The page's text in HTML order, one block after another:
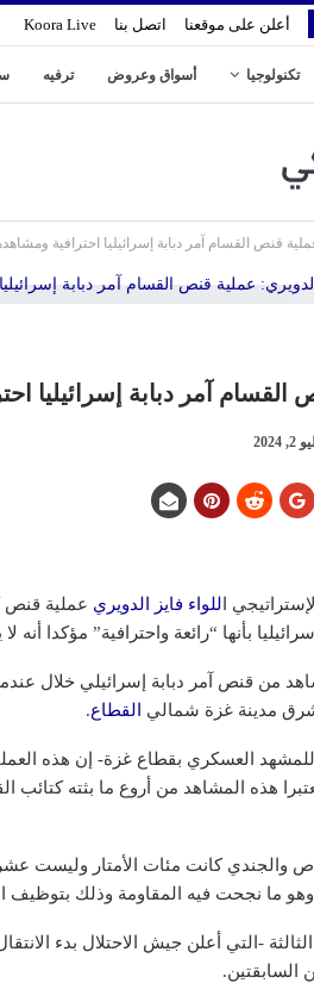
أعلن على موقعنا اتصل بنا Koora Live
تكنولوجيا أسواق وعروض ترفيه
قنص القسام آمر دبابة إسرائيليا احترافية
القسام آمر دبابة إسرائيليا
2024
ا للواء فايز الدويري عملية قنص
بأنها “رائعة واحترافية”
من قنص آمر دبابة إسرائيلي خلال
مدينة غزة شمالي القطاع.
العسكري بقطاع غزة- إن هذه
هذه المشاهد من أروع ما بثته كتائب
والجندي كانت مئات الأمتار وليست
وهو ما نجحت فيه المقاومة وذلك بتوظيف
-التي أعلن جيش الاحتلال بدء
السابقتين.